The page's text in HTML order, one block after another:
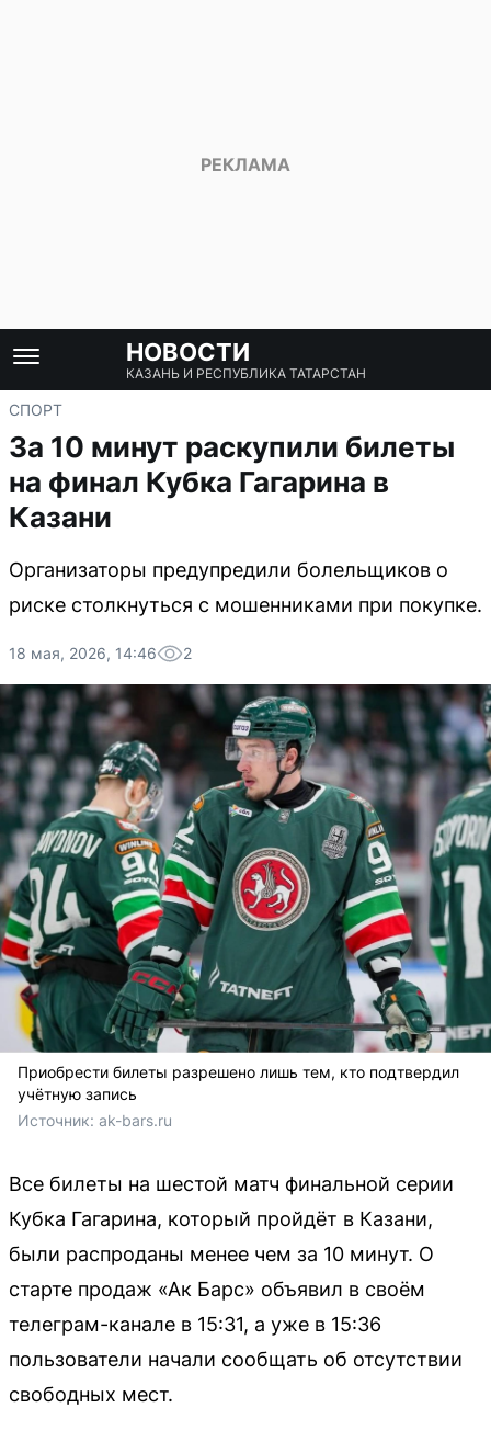
НОВОСТИ
КАЗАНЬ И РЕСПУБЛИКА ТАТАРСТАН
СПОРТ
За 10 минут раскупили билеты
на финал Кубка Гагарина в
Казани
Организаторы предупредили болельщиков о
риске столкнуться с мошенниками при покупке.
18 мая, 2026, 14:46 2
Приобрести билеты разрешено лишь тем, кто подтвердил
учётную запись
Источник: ak-bars.ru
Все билеты на шестой матч финальной серии
Кубка Гагарина, который пройдёт в Казани,
были распроданы менее чем за 10 минут. О
старте продаж «Ак Барс» объявил в своём
телеграм-канале в 15:31, а уже в 15:36
пользователи начали сообщать об отсутствии
свободных мест.